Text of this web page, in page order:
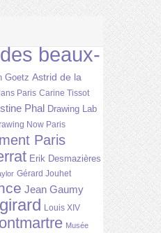
beaux-
Goetz Astrid de la
Paris Carine Tissot
Phal Drawing Lab
Now Paris
Paris
Erik Desmazières
Gérard Jouhet
Jean Gaumy
Louis XIV
Musée